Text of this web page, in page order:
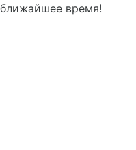
ближайшее время!